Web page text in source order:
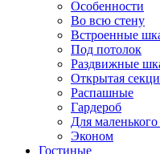
Особенности
Во всю стену
Встроенные
Под потолок
Раздвижные
Открытая
Распашные
Гардероб
Для
Эконом
Гостиные